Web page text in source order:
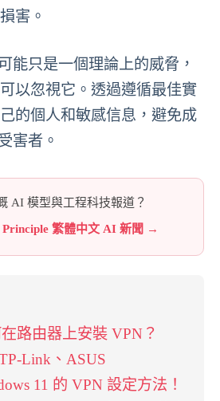
害。
能只是一個理論上的威脅，
以忽視它。透過遵循最佳實
的個人和敏感信息，避免成
害者。
AI 模型與工程科技報道？
Principle 繁體中文 AI 新聞 →
在路由器上安裝 VPN？
Link、ASUS
11 的 VPN 設定方法！